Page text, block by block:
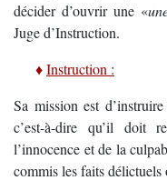
décider d’ouvrir une «
Juge d’Instruction.
♦Instruction :
Sa mission est
c’est-à-dire qu’il doit
l’innocence et de la
commis les faits délictuels